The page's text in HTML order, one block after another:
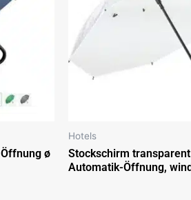
ø
Hotels
Stockschirm
Automatik-Öffnung,